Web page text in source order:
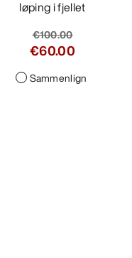
løping i fjellet
€100.00
€60.00
Sammenlign